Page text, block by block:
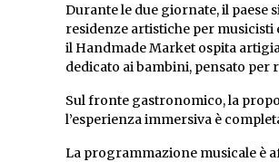
Durante le due giornate, il paese
residenze artistiche per
il Handmade Market ospita
dedicato ai bambini, pensato per
Sul fronte gastronomico, la
l’esperienza immersiva è
La programmazione musicale è